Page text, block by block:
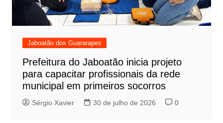
Jaboatão dos Guararapes
Prefeitura do Jaboatão inicia projeto
para capacitar profissionais da rede
municipal em primeiros socorros
Sérgio Xavier 30 de julho de 2026 0